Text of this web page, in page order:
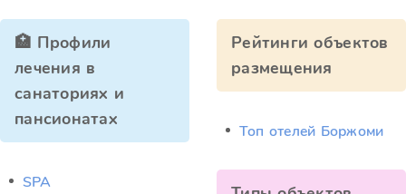
🏥 Профили
лечения в
санаториях и
пансионатах
SPA
Рейтинги объектов
размещения
Топ отелей Боржоми